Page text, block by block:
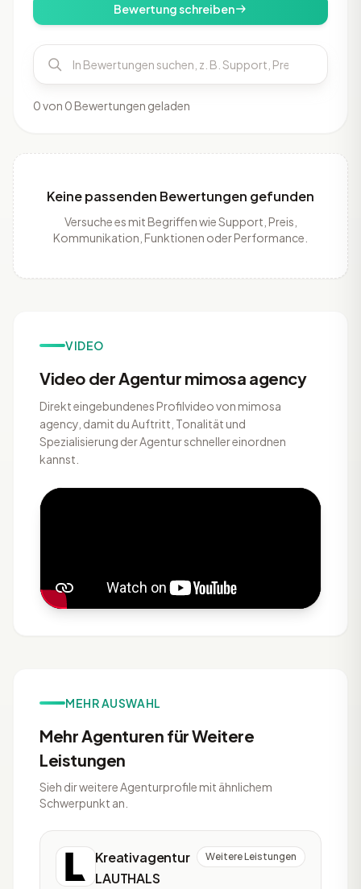
Bewertung schreiben
0 von 0 Bewertungen geladen
Keine passenden Bewertungen gefunden
Versuche es mit Begriffen wie Support, Preis,
Kommunikation, Funktionen oder Performance.
VIDEO
Video der Agentur mimosa agency
Direkt eingebundenes Profilvideo von mimosa
agency, damit du Auftritt, Tonalität und
Spezialisierung der Agentur schneller einordnen
kannst.
MEHR AUSWAHL
Mehr Agenturen für Weitere
Leistungen
Sieh dir weitere Agenturprofile mit ähnlichem
Schwerpunkt an.
Kreativagentur
LAUTHALS
Weitere Leistungen